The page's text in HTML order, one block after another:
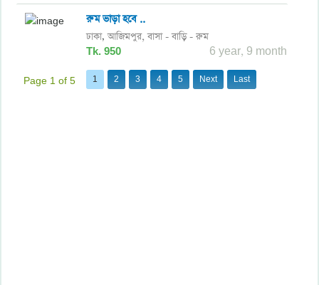
রুম ভাড়া হবে ..
ঢাকা,আজিমপুর, বাসা - বাড়ি - রুম
Tk. 950 6 year, 9 month
Page 1 of 5 1 2 3 4 5 Next Last